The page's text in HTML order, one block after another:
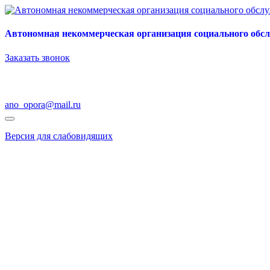
Автономная некоммерческая организация социального
Заказать звонок
ano_opora@mail.ru
Версия для слабовидящих